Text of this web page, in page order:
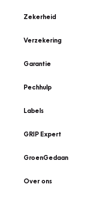
Zekerheid
Verzekering
Garantie
Pechhulp
Labels
GRIP Expert
GroenGedaan
Over ons